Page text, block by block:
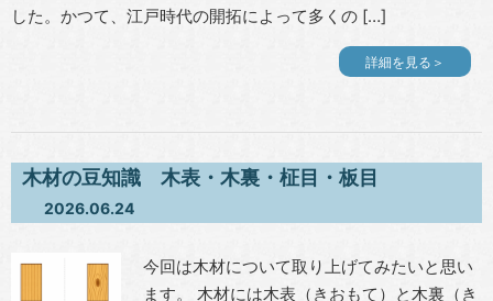
した。かつて、江戸時代の開拓によって多くの […]
詳細を見る＞
木材の豆知識 木表・木裏・柾目・板目
2026.06.24
今回は木材について取り上げてみたいと思い
ます。 木材には木表（きおもて）と木裏（き